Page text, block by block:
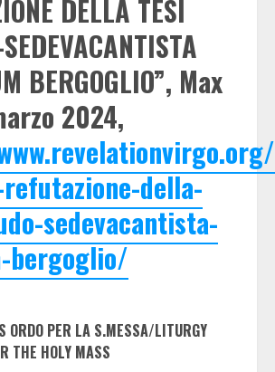
DELLA TESI
BERGOGLIO”, Max
2024,
della-
sedevacantista-
bergoglio/
ORDO PER LA S.MESSA/LITURGY
THE HOLY MASS